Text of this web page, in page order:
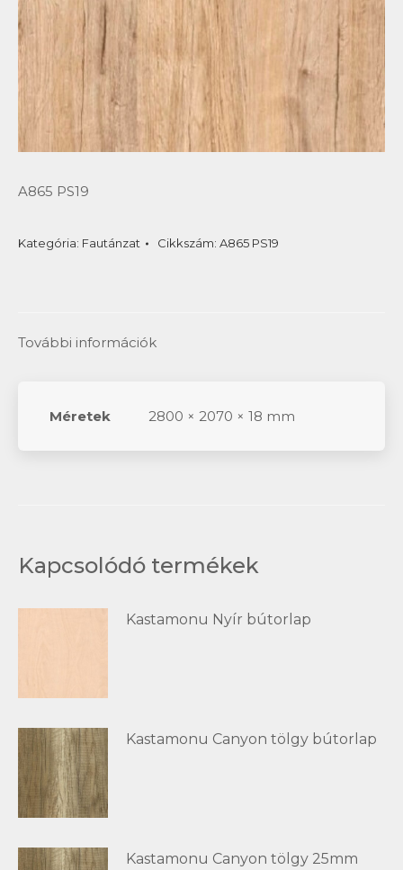
A865 PS19
Kategória: Fautánzat Cikkszám: A865 PS19
További információk
Méretek 2800 × 2070 × 18 mm
Kapcsolódó termékek
Kastamonu Nyír bútorlap
Kastamonu Canyon tölgy bútorlap
Kastamonu Canyon tölgy 25mm